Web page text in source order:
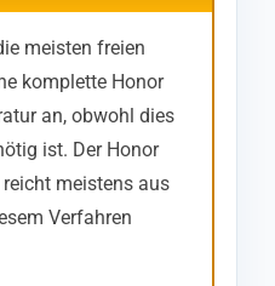
meisten freien
komplette Honor
an, obwohl dies
ist. Der Honor
meistens aus
Verfahren